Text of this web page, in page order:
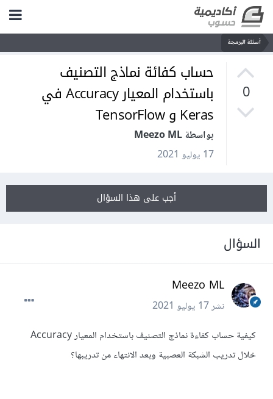
أسئلة البرمجة
0
حساب كفائة نماذج التصنيف
باستخدام المعيار Accuracy في
Keras و TensorFlow
بواسطة Meezo ML
17 يوليو 2021
أجب على هذا السؤال
السؤال
Meezo ML
نشر17 يوليو 2021
كيفية حساب كفاءة نماذج التصنيف باستخدام المعيار Accuracy
خلال تدريب الشبكة العصبية وبعد الانتهاء من تدريبها؟